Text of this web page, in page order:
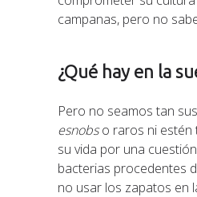
campanas, pero no
¿Qué hay en la
Pero no seamos tan
esnobso raros ni estén
su vida por una
bacterias procedentes
no usar los zapatos en